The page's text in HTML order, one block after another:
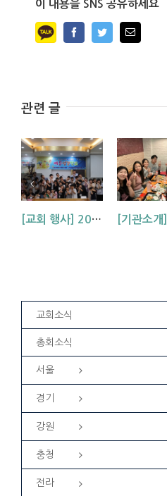
이 내용을 SNS 공유하세요
FacebookTwitterEmail
관련 글
[교회 행사] 2026 아동부 연합 여름성경학교 (부산, 거제, 대구)
교회소식
총회소식
서울
경기
강원
충청
전라